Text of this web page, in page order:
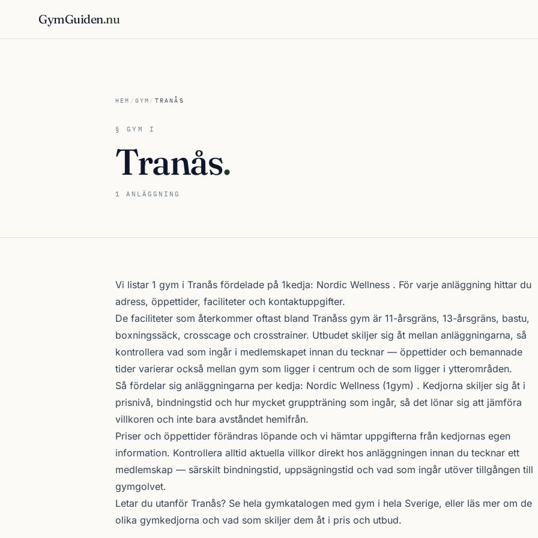
GymGuiden.nu
HEM / GYM / TRANÅS
§ GYM I
Tranås.
1 ANLÄGGNING
Om gymutbudet i Tranås
Vi listar 1 gym i Tranås fördelade på 1kedja: Nordic Wellness . För varje anläggning hittar du
adress, öppettider, faciliteter och kontaktuppgifter.
De faciliteter som återkommer oftast bland Tranåss gym är 11-årsgräns, 13-årsgräns, bastu,
boxningssäck, crosscage och crosstrainer. Utbudet skiljer sig åt mellan anläggningarna, så
kontrollera vad som ingår i medlemskapet innan du tecknar — öppettider och bemannade
tider varierar också mellan gym som ligger i centrum och de som ligger i ytterområden.
Så fördelar sig anläggningarna per kedja: Nordic Wellness (1gym) . Kedjorna skiljer sig åt i
prisnivå, bindningstid och hur mycket gruppträning som ingår, så det lönar sig att jämföra
villkoren och inte bara avståndet hemifrån.
Priser och öppettider förändras löpande och vi hämtar uppgifterna från kedjornas egen
information. Kontrollera alltid aktuella villkor direkt hos anläggningen innan du tecknar ett
medlemskap — särskilt bindningstid, uppsägningstid och vad som ingår utöver tillgången till
gymgolvet.
Letar du utanför Tranås? Se hela gymkatalogen med gym i hela Sverige, eller läs mer om de
olika gymkedjorna och vad som skiljer dem åt i pris och utbud.